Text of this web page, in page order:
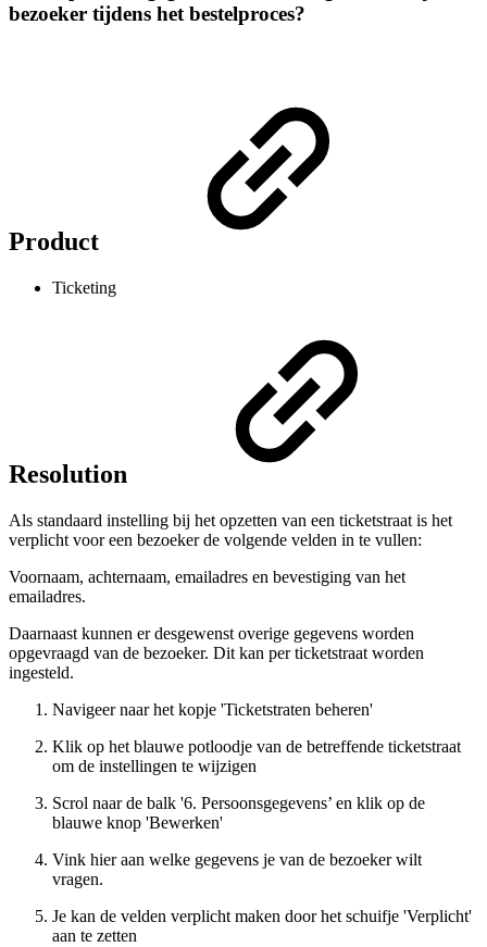
bezoeker tijdens het bestelproces?
Product
Ticketing
Resolution
Als standaard instelling bij het opzetten van een ticketstraat is het
verplicht voor een bezoeker de volgende velden in te vullen:
Voornaam, achternaam, emailadres en bevestiging van het
emailadres.
Daarnaast kunnen er desgewenst overige gegevens worden
opgevraagd van de bezoeker. Dit kan per ticketstraat worden
ingesteld.
Navigeer naar het kopje 'Ticketstraten beheren'
Klik op het blauwe potloodje van de betreffende ticketstraat
om de instellingen te wijzigen
Scrol naar de balk '6. Persoonsgegevens’ en klik op de
blauwe knop 'Bewerken'
Vink hier aan welke gegevens je van de bezoeker wilt
vragen.
Je kan de velden verplicht maken door het schuifje 'Verplicht'
aan te zetten